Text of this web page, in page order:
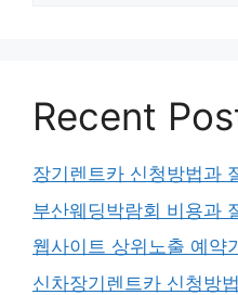
Recent
장기렌트카 신청방법과
부산웨딩박람회 비용과
웹사이트 상위노출 예약
신차장기렌트카 신청방